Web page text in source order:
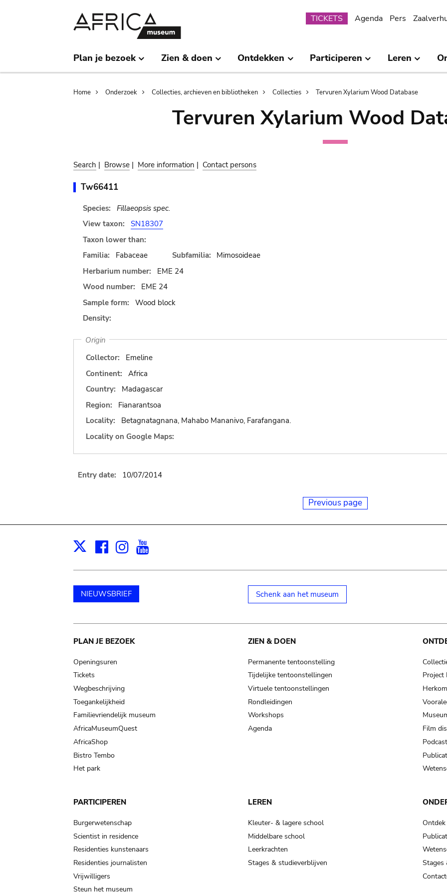
Submenu
TICKETS Agenda Pers
Plan je bezoek Zien & doen Ontdekken Participeren Leren
Breadcrumb
Home Onderzoek Collecties, archieven en bibliotheken Collecties Tervuren Xylarium Wood Database
Tervuren Xylarium Wood
Search | Browse | More information | Contact persons
Tw66411
Species:
Fillaeopsis spec.
View taxon:
SN18307
Taxon lower than:
Familia:
Fabaceae Subfamilia:
Mimosoideae
Herbarium number:
EME 24
Wood number:
EME 24
Sample form:
Wood block
Density:
Origin
Collector:
Emeline
Continent:
Africa
Country:
Madagascar
Region:
Fianarantsoa
Locality:
Betagnatagnana, Mahabo Mananivo, Farafangana.
Locality on Google Maps:
Entry date: 10/07/2014
Previous page
X Facebook
Instagram
NIEUWSBRIEF Schenk aan het museum
Main
navigation
PLAN JE BEZOEK
Openingsuren
Tickets
Wegbeschrijving
Toegankelijkheid
Familievriendelijk museum
AfricaMuseumQuest
AfricaShop
Bistro Tembo
Het park
ZIEN & DOEN
Permanente tentoonstelling
Tijdelijke tentoonstellingen
Virtuele tentoonstellingen
Rondleidingen
Workshops
Agenda
Project
Film
PARTICIPEREN
Burgerwetenschap
Scientist in residence
Residenties kunstenaars
Residenties journalisten
Vrijwilligers
Steun het museum
LEREN
Kleuter- & lagere school
Middelbare school
Leerkrachten
Stages & studieverblijven
Stages